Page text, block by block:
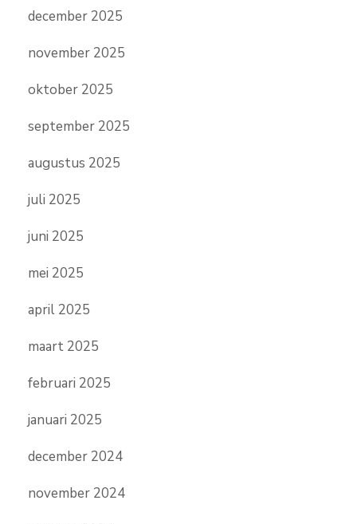
december 2025
november 2025
oktober 2025
september 2025
augustus 2025
juli 2025
juni 2025
mei 2025
april 2025
maart 2025
februari 2025
januari 2025
december 2024
november 2024